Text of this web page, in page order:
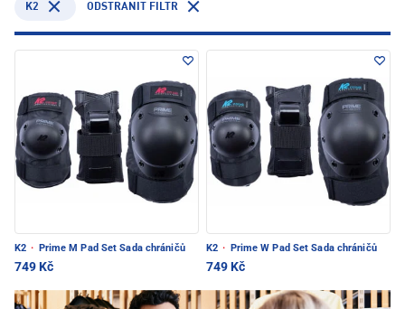
K2 ODSTRANIT FILTR
K2 · Prime M Pad Set Sada chráničů
749 Kč
K2 · Prime W Pad Set Sada chráničů
749 Kč